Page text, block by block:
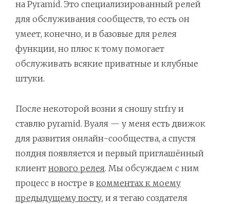
на Pyramid. Это специализированный релей
для обслуживания сообществ, то есть он
умеет, конечно, и в базовые для релея
функции, но плюс к тому помогает
обслуживать всякие приватные и клубные
штуки.
После некоторой возни я сношу strfry и
ставлю pyramid. Вуаля — у меня есть движок
для развития онлайн-сообщества, а спустя
полдня появляется и первый приглашённый
клиент нового релея. Мы обсуждаем с ним
процесс в ностре в комментах к моему
предыдущему посту, и я тегаю создателя